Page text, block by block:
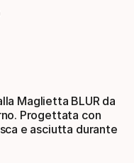
Maglietta BLUR da
Progettata con
e asciutta durante